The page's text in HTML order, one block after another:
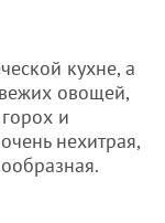
кухне, а
овощей,
и
нехитрая,